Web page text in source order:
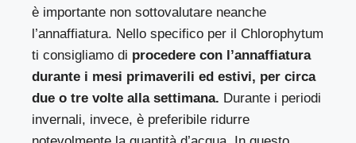
è importante non sottovalutare neanche
l’annaffiatura. Nello specifico per il Chlorophytum
ti consigliamo di procedere con l’annaffiatura
durante i mesi primaverili ed estivi, per circa
due o tre volte alla settimana. Durante i periodi
invernali, invece, è preferibile ridurre